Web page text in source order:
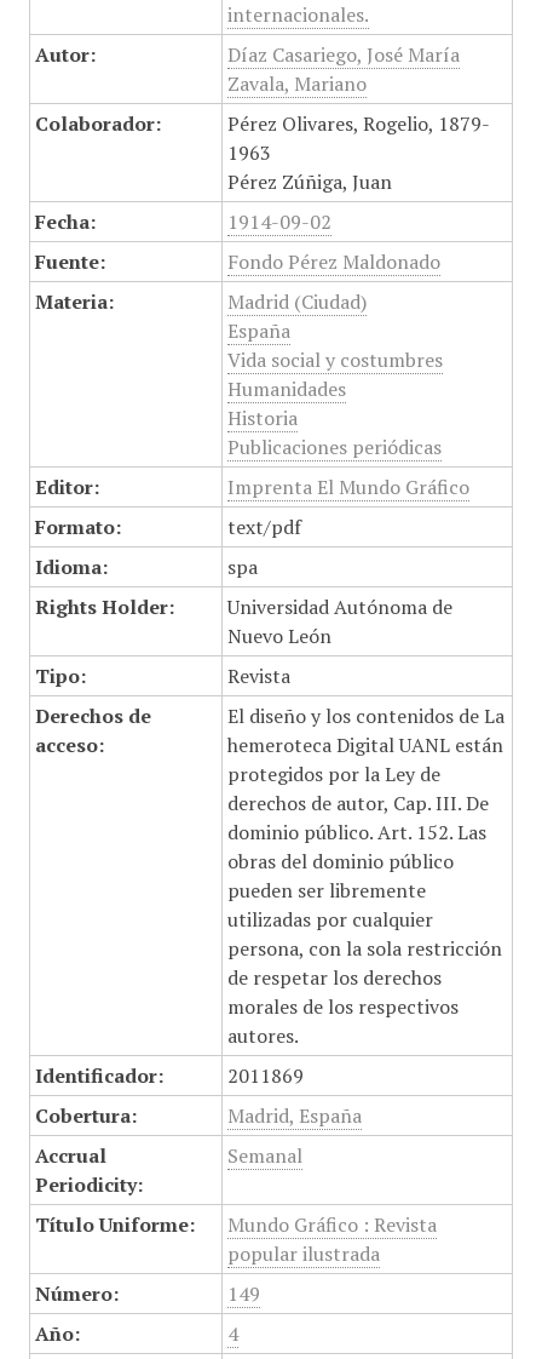
internacionales.
Autor:
Díaz Casariego, José María
Zavala, Mariano
Colaborador:
Pérez Olivares, Rogelio, 1879-
1963
Pérez Zúñiga, Juan
Fecha:
1914-09-02
Fuente:
Fondo Pérez Maldonado
Materia:
Madrid (Ciudad)
España
Vida social y costumbres
Humanidades
Historia
Publicaciones periódicas
Editor:
Imprenta El Mundo Gráfico
Formato:
text/pdf
Idioma:
spa
Rights Holder:
Universidad Autónoma de
Nuevo León
Tipo:
Revista
Derechos de
acceso:
El diseño y los contenidos de La
hemeroteca Digital UANL están
protegidos por la Ley de
derechos de autor, Cap. III. De
dominio público. Art. 152. Las
obras del dominio público
pueden ser libremente
utilizadas por cualquier
persona, con la sola restricción
de respetar los derechos
morales de los respectivos
autores.
Identificador:
2011869
Cobertura:
Madrid, España
Accrual
Periodicity:
Semanal
Título Uniforme:
Mundo Gráfico : Revista
popular ilustrada
Número:
149
Año:
4